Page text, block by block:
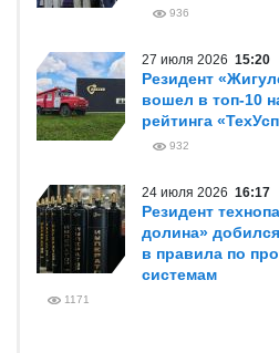
936
27 июля 2026 15:20
Резидент
вошел в топ-10
рейтинга
932
24 июля 2026 16:17
Резидент
долина»
в правила по
системам
1171